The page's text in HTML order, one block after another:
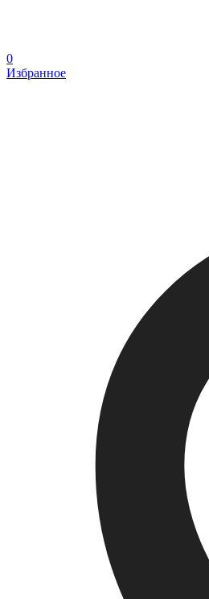
0
Избранное